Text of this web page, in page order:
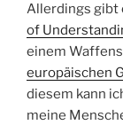
Allerdings gibt
of
einem
europäischen
diesem kann
meine